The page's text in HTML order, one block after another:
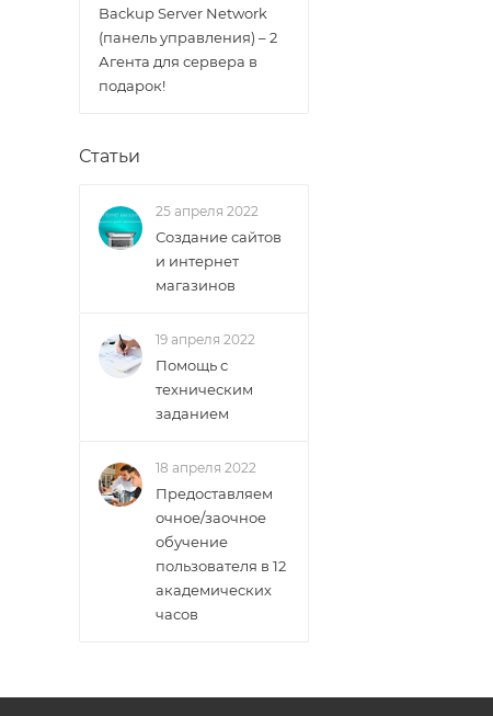
Backup Server Network
(панель управления) – 2
Агента для сервера в
подарок!
Статьи
25 апреля 2022
Создание сайтов
и интернет
магазинов
19 апреля 2022
Помощь с
техническим
заданием
18 апреля 2022
Предоставляем
очное/заочное
обучение
пользователя в 12
академических
часов